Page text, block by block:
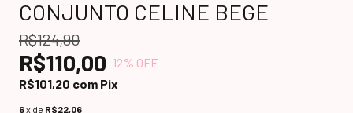
CONJUNTO CELINE BEGE
R$124,90
R$110,00 12% OFF
R$101,20 com Pix
6x de R$22,06